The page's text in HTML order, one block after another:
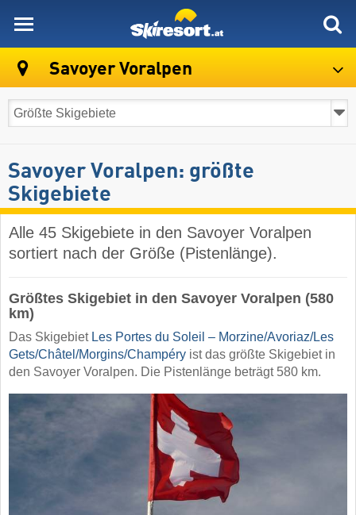
Savoyer Voralpen
Savoyer Voralpen: größte
Skigebiete
Alle 45 Skigebiete in den Savoyer Voralpen
sortiert nach der Größe (Pistenlänge).
Größtes Skigebiet in den Savoyer Voralpen (580
km)
Das Skigebiet Les Portes du Soleil – Morzine/​Avoriaz/​Les
Gets/​Châtel/​Morgins/​Champéry ist das größte Skigebiet in
den Savoyer Voralpen. Die Pistenlänge beträgt 580 km.